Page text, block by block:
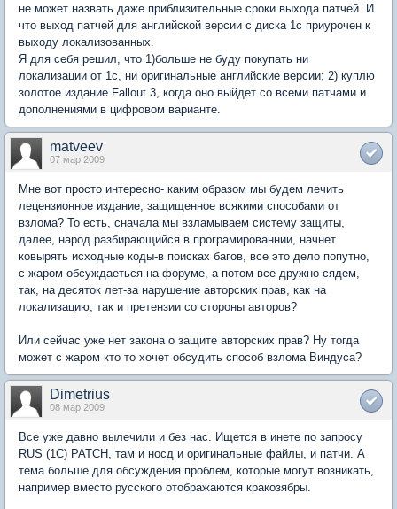
не может назвать даже приблизительные сроки выхода патчей. И
что выход патчей для английской версии с диска 1с приурочен к
выходу локализованных.
Я для себя решил, что 1)больше не буду покупать ни
локализации от 1с, ни оригинальные английские версии; 2) куплю
золотое издание Fallout 3, когда оно выйдет со всеми патчами и
дополнениями в цифровом варианте.
matveev
07 мар 2009
Мне вот просто интересно- каким образом мы будем лечить
лецензионное издание, защищенное всякими способами от
взлома? То есть, сначала мы взламываем систему защиты,
далее, народ разбирающийся в програмированнии, начнет
ковырять исходные коды-в поисках багов, все это дело попутно,
с жаром обсуждаеться на форуме, а потом все дружно сядем,
так, на десяток лет-за нарушение авторских прав, как на
локализацию, так и претензии со стороны авторов?
Или сейчас уже нет закона о защите авторских прав? Ну тогда
может с жаром кто то хочет обсудить способ взлома Виндуса?
Dimetrius
08 мар 2009
Все уже давно вылечили и без нас. Ищется в инете по запросу
RUS (1C) PATCH, там и носд и оригинальные файлы, и патчи. А
тема больше для обсуждения проблем, которые могут возникать,
например вместо русского отображаются кракозябры.